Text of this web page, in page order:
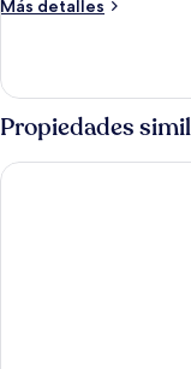
balcón,
a
la
ciudad
Más detalles
Más
Deluxe,
balcón,
vista
la
Propiedades
The Wilson Galata